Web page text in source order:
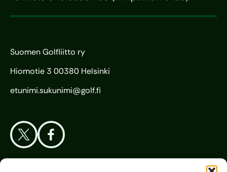
Suomen Golfliitto ry
Hiomotie 3 00380 Helsinki
etunimi.sukunimi@golf.fi